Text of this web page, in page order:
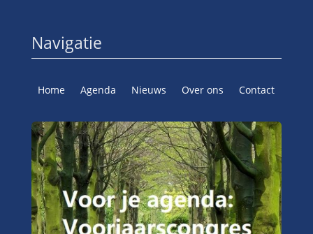
Navigatie
Home Agenda Nieuws Over ons Contact